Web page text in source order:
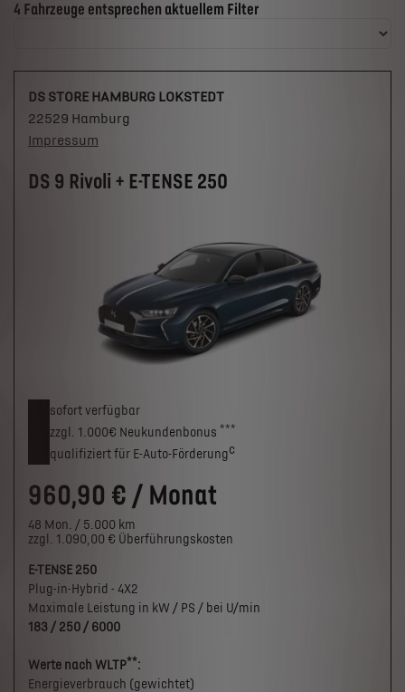
Suchergebnisse
4 Fahrzeuge entsprechen aktuellem Filter
DS 9 Rivoli + E-TENSE 250
sofort verfügbar
zzgl. 1.000€ Neukunden­bonus ***
qualifiziert für E-Auto-Förderungc
960,90 € / Monat
48 Mon. / 5.000 km
zzgl. 1.090,00 € Überführungskosten
DS STORE HAMBURG LOKSTEDT
22529 Hamburg
Impressum
E-TENSE 250
Plug-in-Hybrid - 4X2
Maximale Leistung in kW / PS / bei U/min
183 / 250 / 6000
Werte nach WLTP**:
Energieverbrauch (gewichtet)